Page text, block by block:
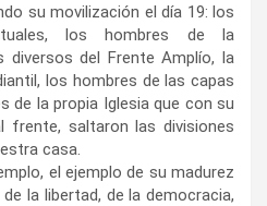
su movilización el día 19: los
los hombres de la
diversos del Frente Amplío, la
los hombres de las capas
de la propia Iglesia que con su
frente, saltaron las divisiones
casa.
el ejemplo de su madurez
la libertad, de la democracia,